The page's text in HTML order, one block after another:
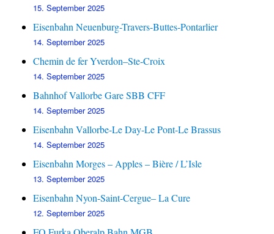
15. September 2025
Eisenbahn Neuenburg-Travers-Buttes-Pontarlier
14. September 2025
Chemin de fer Yverdon–Ste-Croix
14. September 2025
Bahnhof Vallorbe Gare SBB CFF
14. September 2025
Eisenbahn Vallorbe-Le Day-Le Pont-Le Brassus
14. September 2025
Eisenbahn Morges – Apples – Bière / L’Isle
13. September 2025
Eisenbahn Nyon-Saint-Cergue– La Cure
12. September 2025